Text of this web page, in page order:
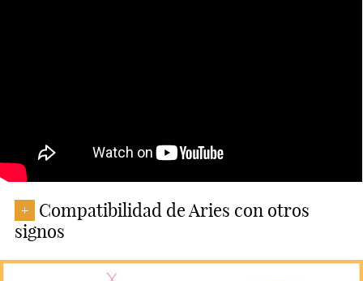
+
Compatibilidad de Aries con otros
signos